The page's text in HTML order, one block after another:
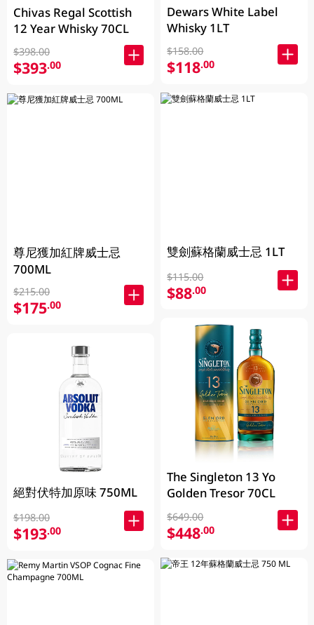
Chivas Regal Scottish
12 Year Whisky 70CL
$398.00
$393.00
尊尼獲加紅牌威士忌
700ML
$215.00
$175.00
絕對伏特加原味 750ML
$198.00
$193.00
Dewars White Label
Whisky 1LT
$158.00
$118.00
雙劍蘇格蘭威士忌 1LT
$115.00
$88.00
The Singleton 13 Yo
Golden Tresor 70CL
$649.00
$448.00